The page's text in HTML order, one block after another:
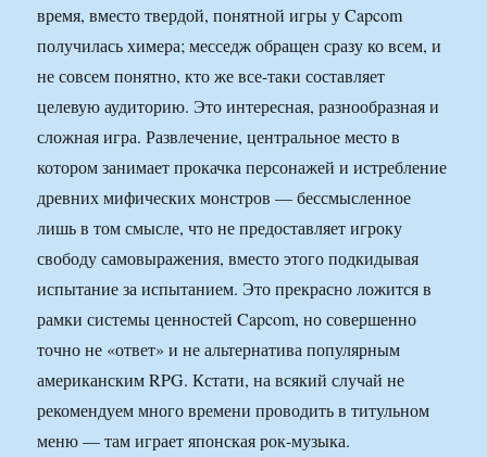
время, вместо твердой, понятной игры у Capcom
получилась химера; месседж обращен сразу ко всем, и
не совсем понятно, кто же все-таки составляет
целевую аудиторию. Это интересная, разнообразная и
сложная игра. Развлечение, центральное место в
котором занимает прокачка персонажей и истребление
древних мифических монстров — бессмысленное
лишь в том смысле, что не предоставляет игроку
свободу самовыражения, вместо этого подкидывая
испытание за испытанием. Это прекрасно ложится в
рамки системы ценностей Capcom, но совершенно
точно не «ответ» и не альтернатива популярным
американским RPG. Кстати, на всякий случай не
рекомендуем много времени проводить в титульном
меню — там играет японская рок-музыка.